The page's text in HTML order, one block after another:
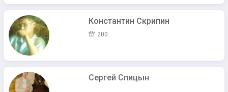
Константин Скрипин
200
Сергей Спицын